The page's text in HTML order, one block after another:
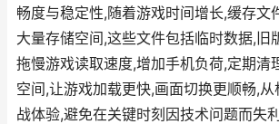
畅度与稳定性,随着游戏时间增长,缓存文
大量存储空间,这些文件包括临时数据,旧
拖慢游戏读取速度,增加手机负荷,定期清
空间,让游戏加载更快,画面切换更顺畅,
战体验,避免在关键时刻因技术问题而失利